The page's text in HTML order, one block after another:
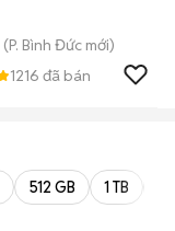
(P. Bình Đức mới)
1216 đã bán
512 GB 1 TB